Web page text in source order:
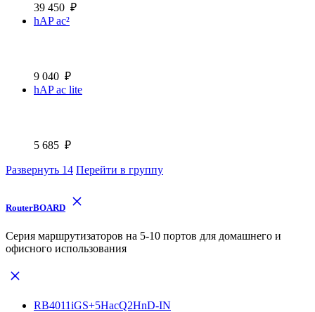
39 450 ₽
hAP ac²
9 040 ₽
hAP ac lite
5 685 ₽
Развернуть 14 Перейти в группу
RouterBOARD
Cерия маршрутизаторов на 5-10 портов для домашнего и
офисного использования
RB4011iGS+5HacQ2HnD-IN